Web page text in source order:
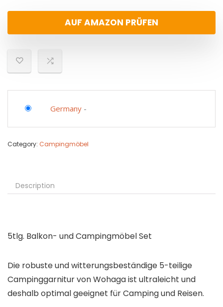
AUF AMAZON PRÜFEN
Germany -
Category: Campingmöbel
Description
5tlg. Balkon- und Campingmöbel Set
Die robuste und witterungsbeständige 5-teilige
Campinggarnitur von Wohaga ist ultraleicht und
deshalb optimal geeignet für Camping und Reisen.